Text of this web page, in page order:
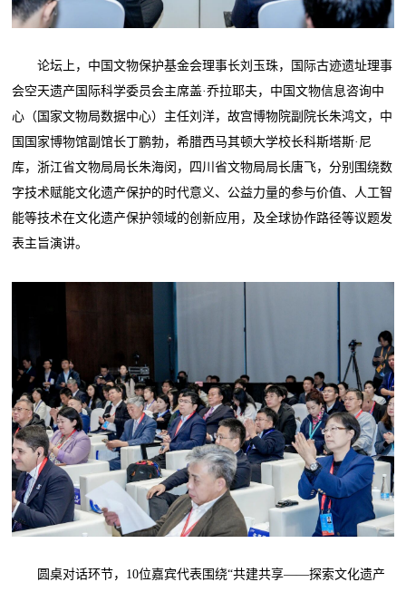
论坛上，中国文物保护基金会理事长刘玉珠，国际古迹遗址理事
会空天遗产国际科学委员会主席盖·乔拉耶夫，中国文物信息咨询中
心（国家文物局数据中心）主任刘洋，故宫博物院副院长朱鸿文，中
国国家博物馆副馆长丁鹏勃，希腊西马其顿大学校长科斯塔斯·尼
库，浙江省文物局局长朱海闵，四川省文物局局长唐飞，分别围绕数
字技术赋能文化遗产保护的时代意义、公益力量的参与价值、人工智
能等技术在文化遗产保护领域的创新应用，及全球协作路径等议题发
表主旨演讲。
圆桌对话环节，10位嘉宾代表围绕“共建共享——探索文化遗产